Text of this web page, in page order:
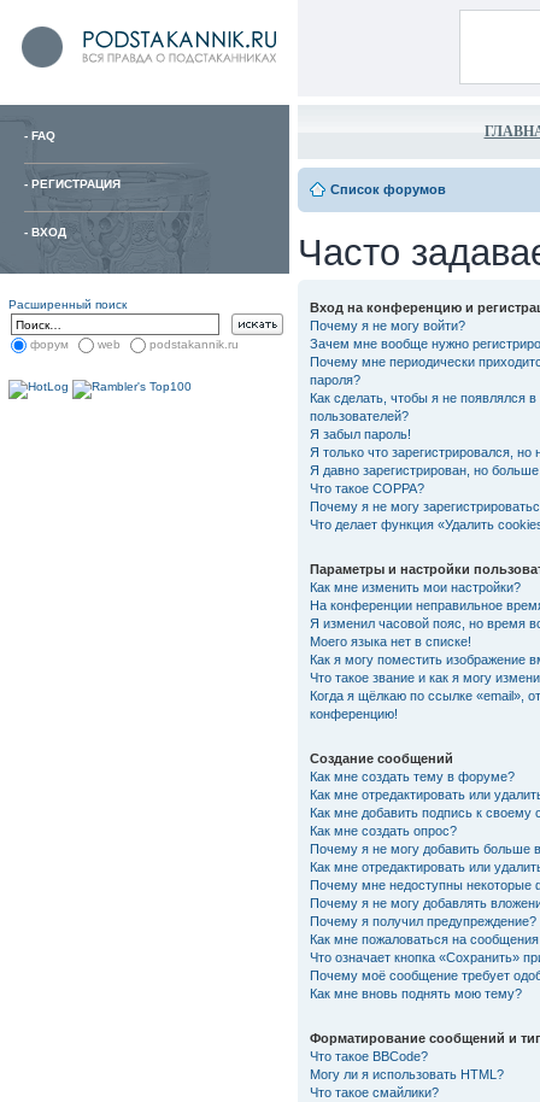
- FAQ
- РЕГИСТРАЦИЯ
- ВХОД
Расширенный поиск
форум web podstakannik.ru
Список форумов
Часто
Вход на конференцию и
Почему я не могу войти?
Зачем мне вообще нужно
Почему мне периодически
пароля?
Как сделать, чтобы я не появлялся
пользователей?
Я забыл пароль!
Я только что зарегистрировался, но
Я давно зарегистрирован, но
Что такое COPPA?
Почему я не могу
Что делает функция «Удалить
Параметры и настройки
Как мне изменить мои настройки?
На конференции неправильное
Я изменил часовой пояс, но время
Моего языка нет в списке!
Как я могу поместить изображение
Что такое звание и как я могу
Когда я щёлкаю по ссылке «email»,
конференцию!
Создание сообщений
Как мне создать тему в форуме?
Как мне отредактировать или
Как мне добавить подпись к своему
Как мне создать опрос?
Почему я не могу добавить больше
Как мне отредактировать или
Почему мне недоступны некоторые
Почему я не могу добавлять
Почему я получил предупреждение?
Как мне пожаловаться на
Что означает кнопка «Сохранить»
Почему моё сообщение требует
Как мне вновь поднять мою тему?
Форматирование сообщений и
Что такое BBCode?
Могу ли я использовать HTML?
Что такое смайлики?